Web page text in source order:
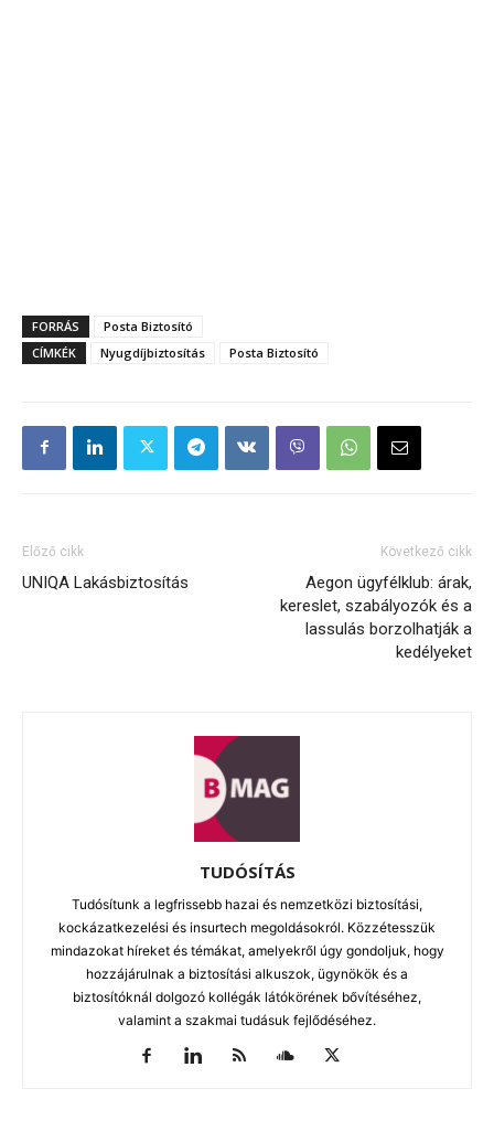
FORRÁS
Posta Biztosító
CÍMKÉK
Nyugdíjbiztosítás Posta Biztosító
Előző cikk
UNIQA Lakásbiztosítás
Következő cikk
Aegon ügyfélklub: árak,
kereslet, szabályozók és a
lassulás borzolhatják a
kedélyeket
TUDÓSÍTÁS
Tudósítunk a legfrissebb hazai és nemzetközi biztosítási,
kockázatkezelési és insurtech megoldásokról. Közzétesszük
mindazokat híreket és témákat, amelyekről úgy gondoljuk, hogy
hozzájárulnak a biztosítási alkuszok, ügynökök és a
biztosítóknál dolgozó kollégák látókörének bővítéséhez,
valamint a szakmai tudásuk fejlődéséhez.